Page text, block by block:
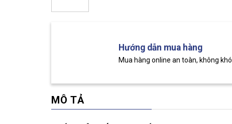
Hướng dẫn mua hàng
Mua hàng online an toàn, không khó
MÔ TẢ